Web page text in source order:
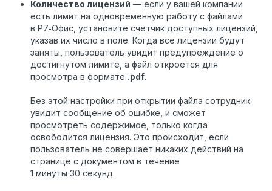
Количество лицензий — если у вашей компании
есть лимит на одновременную работу с файлами
в Р7‑Офис, установите счётчик доступных лицензий,
указав их число в поле. Когда все лицензии будут
заняты, пользователь увидит предупреждение о
достигнутом лимите, а файл откроется для
просмотра в формате .pdf.
Без этой настройки при открытии файла сотрудник
увидит сообщение об ошибке, и сможет
просмотреть содержимое, только когда
освободится лицензия. Это происходит, если
пользователь не совершает никаких действий на
странице с документом в течение
1 минуты 30 секунд.